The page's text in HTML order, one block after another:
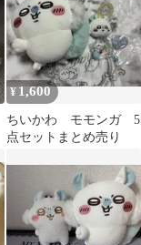
¥1,600
ちいかわ モモンガ 5
点セットまとめ売り